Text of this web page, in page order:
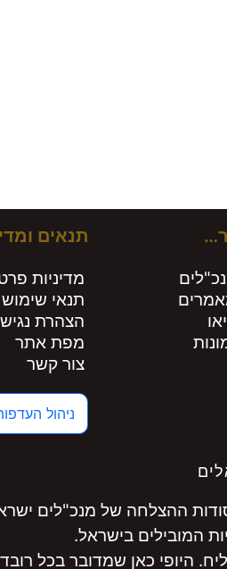
תנאים
מדיניות
תנאי
הצהרת
מפת אתר
צור קשר
ניהול
ההצלחה של מנכ"לים
היופי כאן שמדובר בכל